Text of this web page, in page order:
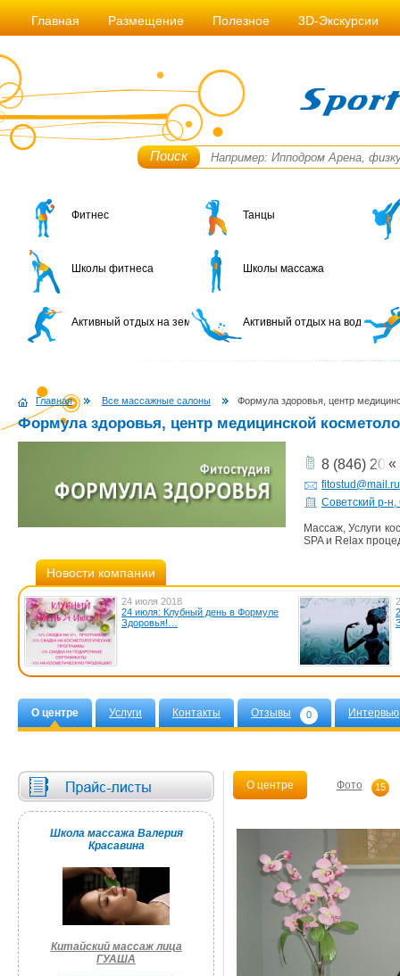
Главная Размещение Полезное 3D-Экскурсии
Поиск
Фитнес Танцы
Школы фитнеса Школы массажа
Активный отдых на земле Активный отдых на воде
Главная Все массажные салоны Формула здоровья, центр
Формула здоровья, центр медицинской
8 (846) «
fitostud@mail.ru
Советский р-
Массаж, Услуги
SPA и Relax
Новости компании
24 июля 2018
24 июля: Клубный день в Формуле
Здоровья!…
О центре Услуги Контакты Отзывы 0 Интервью
Школа массажа Валерия
Красавина
Китайский массаж лица
ГУАША
О центре Фото 15